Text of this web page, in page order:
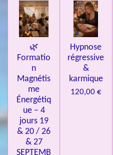
🌿
Formatio
n
Magnétis
me
Énergétiq
ue – 4
jours 19
& 20 / 26
& 27
SEPTEMB
Hypnose
régressive
&
karmique
120,00 €